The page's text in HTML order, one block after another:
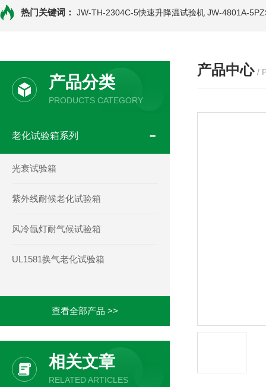
热门关键词： JW-TH-2304C-5快速升降温试验机 JW-4801A-
产品分类
PRODUCTS CATEGORY
老化试验箱系列
光衰试验箱
紫外线耐候老化试验箱
风冷氙灯耐气候试验箱
UL1581换气老化试验箱
查看全部产品 >>
相关文章
RELATED ARTICLES
产品中心 /